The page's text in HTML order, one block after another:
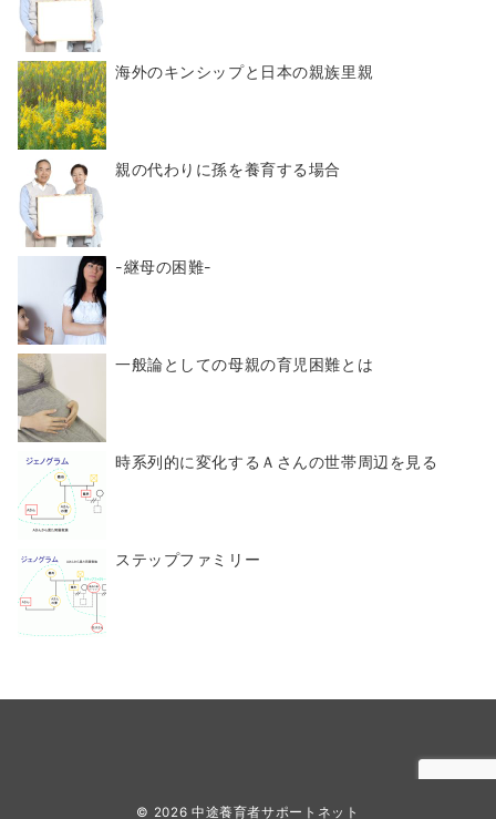
海外のキンシップと日本の親族里親
親の代わりに孫を養育する場合
-継母の困難-
一般論としての母親の育児困難とは
時系列的に変化するＡさんの世帯周辺を見る
ステップファミリー
© 2026 中途養育者サポートネット